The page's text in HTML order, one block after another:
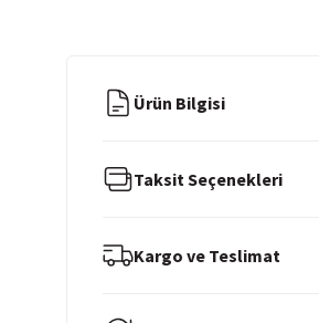
Ürün Bilgisi
Taksit Seçenekleri
Kargo ve Teslimat